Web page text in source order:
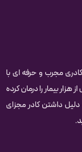
مجرب و حرفه ای با
بیمار را درمان کرده‌‌‌‌
دلیل داشتن کادر مجزای